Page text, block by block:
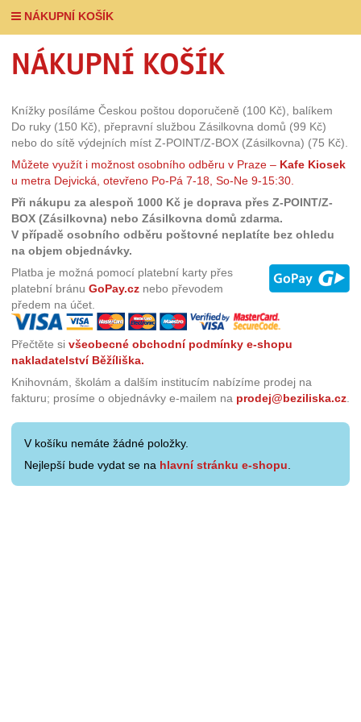
NÁKUPNÍ KOŠÍK
Knížky posíláme Českou poštou doporučeně (100 Kč), balíkem
Do ruky (150 Kč), přepravní službou Zásilkovna domů (99 Kč)
nebo do sítě výdejních míst Z-POINT/Z-BOX (Zásilkovna) (75 Kč).
Můžete využít i možnost osobního odběru v Praze – Kafe Kiosek
u metra Dejvická, otevřeno Po-Pá 7-18, So-Ne 9-15:30.
Při nákupu za alespoň 1000 Kč je doprava přes Z-POINT/Z-
BOX (Zásilkovna) nebo Zásilkovna domů zdarma.
V případě osobního odběru poštovné neplatíte bez ohledu
na objem objednávky.
Platba je možná pomocí platební karty přes
platební bránu GoPay.cz nebo převodem
předem na účet.
Přečtěte si všeobecné obchodní podmínky e-shopu
nakladatelství Běžíliška.
Knihovnám, školám a dalším institucím nabízíme prodej na
fakturu; prosíme o objednávky e-mailem na prodej@beziliska.cz.
V košíku nemáte žádné položky.
Nejlepší bude vydat se na hlavní stránku e-shopu.